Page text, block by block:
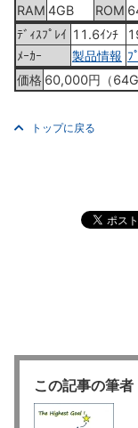
RAM 4GB ROM
ﾃﾞｨｽﾌﾟﾚｲ 11.6ｲﾝﾁ
ﾒｰｶｰ
製品情報 ﾌ
価格 60,000円（
トップに戻る
この記事の筆者